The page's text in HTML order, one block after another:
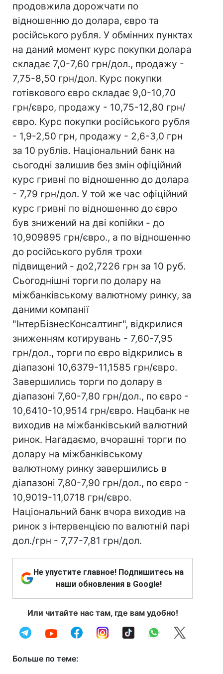
продовжила дорожчати по
відношенню до долара, євро та
російського рубля. У обмінних пунктах
на даний момент курс покупки долара
складає 7,0-7,60 грн/дол., продажу -
7,75-8,50 грн/дол. Курс покупки
готівкового євро складає 9,0-10,70
грн/євро, продажу - 10,75-12,80 грн/
євро. Курс покупки російського рубля
- 1,9-2,50 грн, продажу - 2,6-3,0 грн
за 10 рублів. Національний банк на
сьогодні залишив без змін офіційний
курс гривні по відношенню до долара
- 7,79 грн/дол. У той же час офіційний
курс гривні по відношенню до євро
був знижений на дві копійки - до
10,909895 грн/євро., а по відношенню
до російського рубля трохи
підвищений - до2,7226 грн за 10 руб.
Сьогоднішні торги по долару на
міжбанківському валютному ринку, за
даними компанії
"ІнтерБізнесКонсалтинг", відкрилися
зниженням котирувань - 7,60-7,95
грн/дол., торги по євро відкрились в
діапазоні 10,6379-11,1585 грн/євро.
Завершились торги по долару в
діапазоні 7,60-7,80 грн/дол., по євро -
10,6410-10,9514 грн/євро. Нацбанк не
виходив на міжбанківський валютний
ринок. Нагадаємо, вчорашні торги по
долару на міжбанківському
валютному ринку завершились в
діапазоні 7,80-7,90 грн/дол., по євро -
10,9019-11,0718 грн/євро.
Національний банк вчора виходив на
ринок з інтервенцією по валютній парі
дол./грн - 7,77-7,81 грн/дол.
Не упустите главное! Подпишитесь на
наши обновления в Google!
Или читайте нас там, где вам удобно!
Больше по теме: